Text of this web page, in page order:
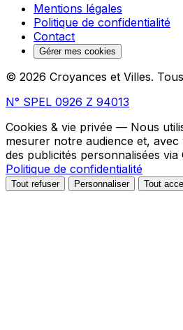
Mentions légales
Politique de confidentialité
Contact
Gérer mes cookies
© 2026 Croyances et Villes.
N° SPEL 0926 Z 94013
Cookies & vie privée — Nous
mesurer notre audience et,
des publicités personnalisées via
Politique de confidentialité
Tout refuser Personnaliser Tout